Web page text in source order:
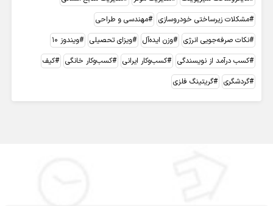
مشکلات زیرساختی خودروسازی
مهندسی و طراحی
نکات صرفه‌جویی انرژی
وزن ایده‌آل ویزای تحصیلی
ویندوز 10
کسب درآمد از نویسندگی
کسب‌وکار ایرانی کسب‌وکار خانگی
کیف
گردشگری
گریتینگ فلزی